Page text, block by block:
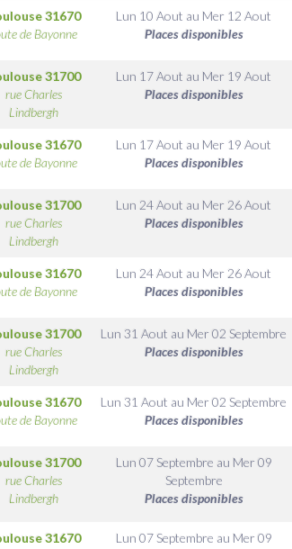
31670
de Bayonne
Lun 10 Aout au Mer 12 Aout
Places disponibles
31700
rue Charles
Lindbergh
Lun 17 Aout au Mer 19 Aout
Places disponibles
31670
de Bayonne
Lun 17 Aout au Mer 19 Aout
Places disponibles
31700
rue Charles
Lindbergh
Lun 24 Aout au Mer 26 Aout
Places disponibles
31670
de Bayonne
Lun 24 Aout au Mer 26 Aout
Places disponibles
31700
rue Charles
Lindbergh
Lun 31 Aout au Mer 02 Septembre
Places disponibles
31670
de Bayonne
Lun 31 Aout au Mer 02 Septembre
Places disponibles
31700
rue Charles
Lindbergh
Lun 07 Septembre au Mer 09
Septembre
Places disponibles
31670
Lun 07 Septembre au Mer 09